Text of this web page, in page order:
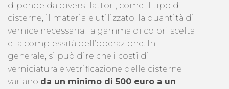
dipende da diversi fattori, come il tipo di
cisterne, il materiale utilizzato, la quantità di
vernice necessaria, la gamma di colori scelta
e la complessità dell’operazione. In
generale, si può dire che i costi di
verniciatura e vetrificazione delle cisterne
variano da un minimo di 500 euro a un